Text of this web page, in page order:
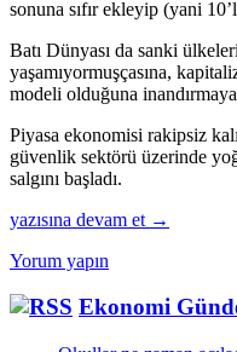
sonuna sıfır ekleyip (yani
Batı Dünyası da sanki
yaşamıyormuşçasına,
modeli olduğuna
Piyasa ekonomisi rakipsiz
güvenlik sektörü üzerinde
salgını başladı.
Yeni
salgın:
yazısına devam et →
Yorum yapın
Ekonomi